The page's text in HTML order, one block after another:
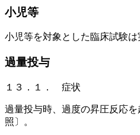
小児等
小児等を対象とした臨床試験は
過量投与
１３．１． 症状
過量投与時、過度の昇圧反応
照〕。